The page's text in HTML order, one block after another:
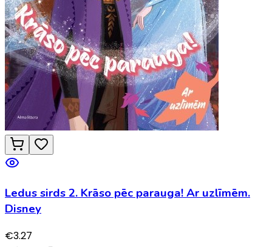
Ledus sirds 2. Krāso pēc parauga! Ar uzlīmēm.
Disney
€3.27